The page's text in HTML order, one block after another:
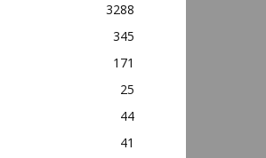
3288
345
171
25
44
41